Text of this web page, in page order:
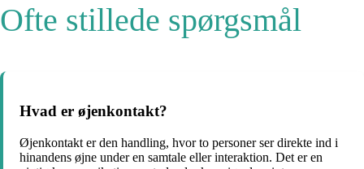
Ofte stillede spørgsmål
Hvad er øjenkontakt?
Øjenkontakt er den handling, hvor to personer ser direkte ind i
hinandens øjne under en samtale eller interaktion. Det er en